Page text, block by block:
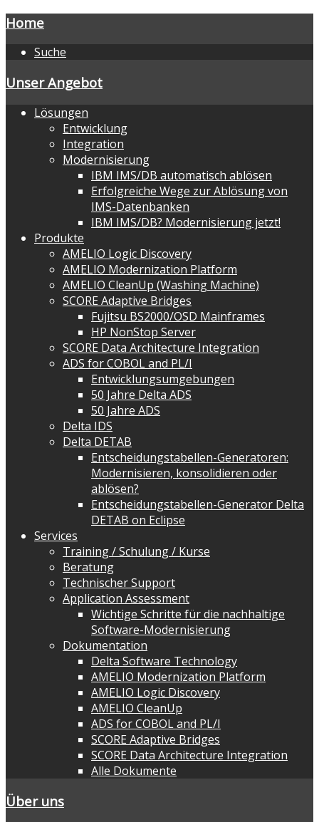
Home
Suche
Unser Angebot
Lösungen
Entwicklung
Integration
Modernisierung
IBM IMS/DB automatisch ablösen
Erfolgreiche Wege zur Ablösung von
IMS-Datenbanken
IBM IMS/DB? Modernisierung jetzt!
Produkte
AMELIO Logic Discovery
AMELIO Modernization Platform
AMELIO CleanUp (Washing Machine)
SCORE Adaptive Bridges
Fujitsu BS2000/OSD Mainframes
HP NonStop Server
SCORE Data Architecture Integration
ADS for COBOL and PL/I
Entwicklungsumgebungen
50 Jahre Delta ADS
50 Jahre ADS
Delta IDS
Delta DETAB
Entscheidungstabellen-Generatoren:
Modernisieren, konsolidieren oder
ablösen?
Entscheidungstabellen-Generator Delta
DETAB on Eclipse
Services
Training / Schulung / Kurse
Beratung
Technischer Support
Application Assessment
Wichtige Schritte für die nachhaltige
Software-Modernisierung
Dokumentation
Delta Software Technology
AMELIO Modernization Platform
AMELIO Logic Discovery
AMELIO CleanUp
ADS for COBOL and PL/I
SCORE Adaptive Bridges
SCORE Data Architecture Integration
Alle Dokumente
Über uns